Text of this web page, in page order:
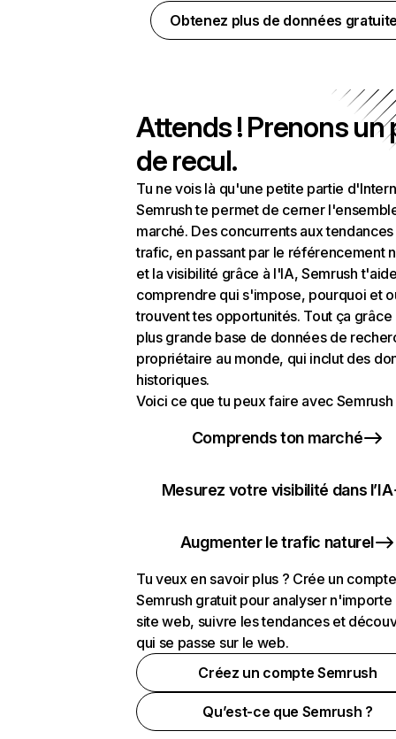
Obtenez plus de données
Attends ! Prenons un
de recul.
Tu ne vois là qu'une petite partie
Semrush te permet de cerner
marché. Des concurrents aux
trafic, en passant par le référencement
et la visibilité grâce à l'IA, Semrush
comprendre qui s'impose, pourquoi et
trouvent tes opportunités. Tout ça grâce
plus grande base de données de
propriétaire au monde, qui inclut des
historiques.
Voici ce que tu peux faire avec Semrush
Comprends ton marché
Mesurez votre visibilité dans l’IA
Augmenter le trafic naturel
Tu veux en savoir plus ? Crée un compte
Semrush gratuit pour analyser n'importe
site web, suivre les tendances et
qui se passe sur le web.
Créez un compte Semrush
Qu’est-ce que Semrush ?